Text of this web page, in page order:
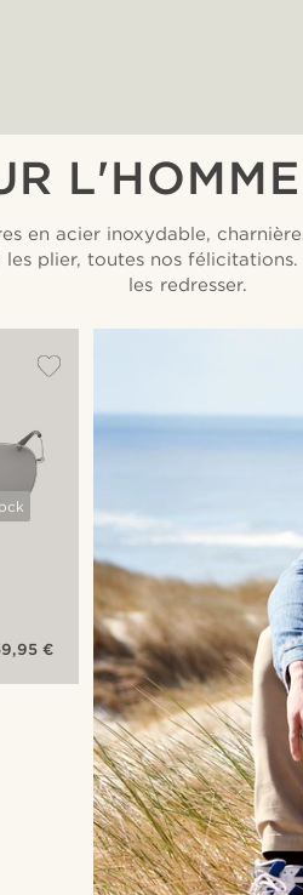
en acier inoxydable,
plier, toutes nos
les redresser.
€